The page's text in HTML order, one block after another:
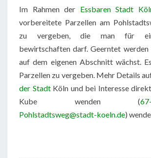
Im Rahmen der Essbaren Stadt
vorbereitete Parzellen am
zu vergeben, die man für
bewirtschaften darf. Geerntet werden
auf dem eigenen Abschnitt wächst.
Parzellen zu vergeben. Mehr Details
der StadtKöln und bei Interesse
Kube wenden (
Pohlstadtsweg@stadt-koeln.de)